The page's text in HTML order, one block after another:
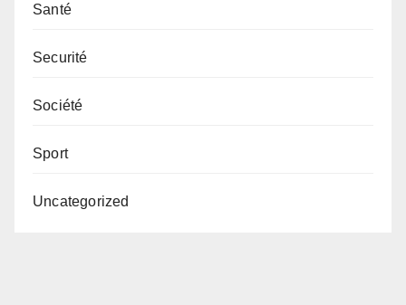
Santé
Securité
Société
Sport
Uncategorized